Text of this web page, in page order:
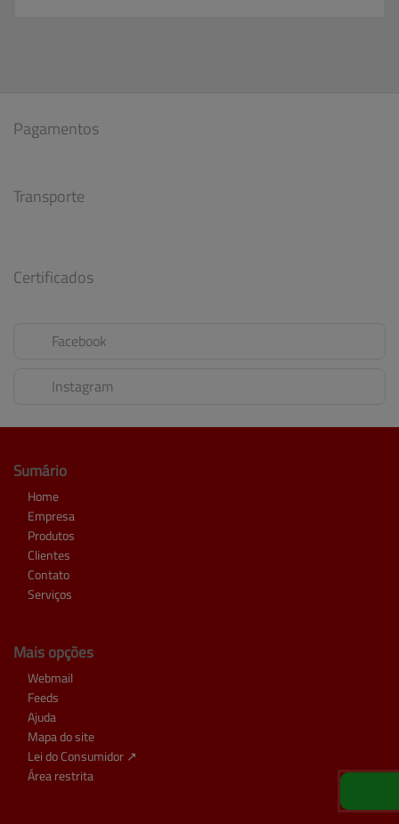
Pagamentos
Transporte
Certificados
Facebook
Instagram
Sumário
Home
Empresa
Produtos
Clientes
Contato
Serviços
Mais opções
Webmail
Feeds
Ajuda
Mapa do site
Lei do Consumidor ↗
Área restrita